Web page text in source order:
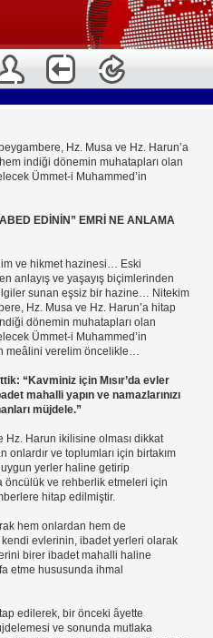
Hz. Musa ve Hz. Harun’a
indiği dönemin muhatapları olan
Ümmet-i Muhammed’in
EDİNİN” EMRİ NE ANLAMA
ve hikmet hazinesi… Eski
anlayış ve yaşayış biçimlerinden
sunan eşsiz bir hazine… Nitekim
Hz. Musa ve Hz. Harun’a hitap
dönemin muhatapları olan
Ümmet-i Muhammed’in
meâlini verelim öncelikle…
“Kavminiz için Mısır’da evler
mahalli yapın ve namazlarınızı
müjdele.”
Hz. Harun ikilisine olması dikkat
onlardır ve toplumları için birtakım
yerler haline getirip
öncülük ve rehberlik etmeleri için
hitap edilmiştir.
hem onlardan hem de
evlerinin, ibadet yerleri olarak
birer ibadet mahalli haline
etme hususunda ihmal
edilerek, bir önceki âyette
ve sonunda mutlaka